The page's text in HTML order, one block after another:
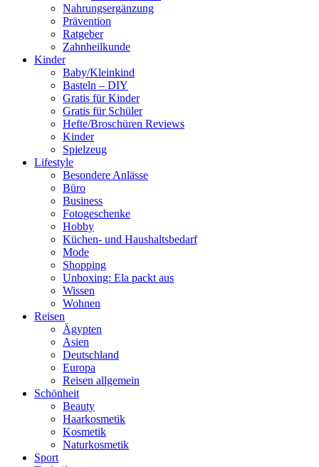
Nahrungsergänzung
Prävention
Ratgeber
Zahnheilkunde
Kinder
Baby/Kleinkind
Basteln – DIY
Gratis für Kinder
Gratis für Schüler
Hefte/Broschüren Reviews
Kinder
Spielzeug
Lifestyle
Besondere Anlässe
Büro
Business
Fotogeschenke
Hobby
Küchen- und Haushaltsbedarf
Mode
Shopping
Unboxing: Ela packt aus
Wissen
Wohnen
Reisen
Ägypten
Asien
Deutschland
Europa
Reisen allgemein
Schönheit
Beauty
Haarkosmetik
Kosmetik
Naturkosmetik
Sport